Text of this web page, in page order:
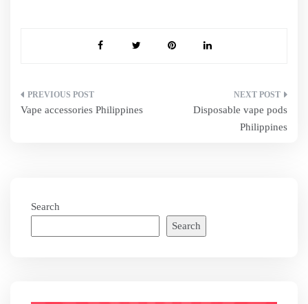
Post
Vape accessories Philippines
Disposable vape pods
Philippines
Search
Search